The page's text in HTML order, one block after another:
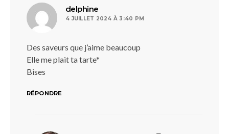
delphine
4 JUILLET 2024 À 3:40 PM
Des saveurs que j’aime beaucoup
Elle me plait ta tarte*
Bises
RÉPONDRE